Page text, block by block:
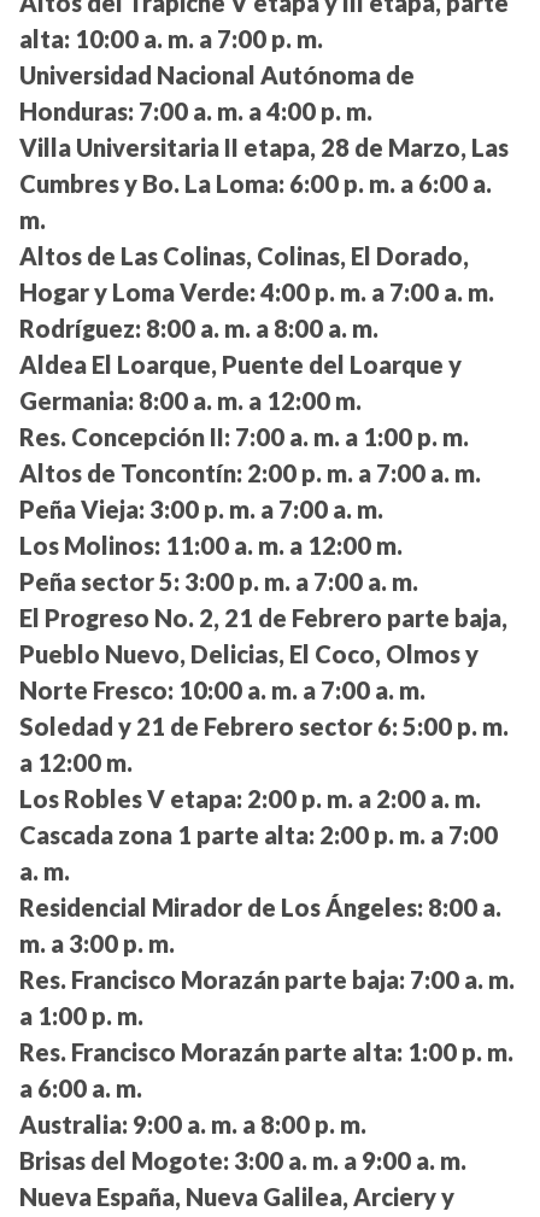
alta: 10:00 a. m. a 7:00 p. m.
Universidad Nacional Autónoma de
Honduras: 7:00 a. m. a 4:00 p. m.
Villa Universitaria II etapa, 28 de Marzo, Las
Cumbres y Bo. La Loma: 6:00 p. m. a 6:00 a.
m.
Altos de Las Colinas, Colinas, El Dorado,
Hogar y Loma Verde: 4:00 p. m. a 7:00 a. m.
Rodríguez: 8:00 a. m. a 8:00 a. m.
Aldea El Loarque, Puente del Loarque y
Germania: 8:00 a. m. a 12:00 m.
Res. Concepción II: 7:00 a. m. a 1:00 p. m.
Altos de Toncontín: 2:00 p. m. a 7:00 a. m.
Peña Vieja: 3:00 p. m. a 7:00 a. m.
Los Molinos: 11:00 a. m. a 12:00 m.
Peña sector 5: 3:00 p. m. a 7:00 a. m.
El Progreso No. 2, 21 de Febrero parte baja,
Pueblo Nuevo, Delicias, El Coco, Olmos y
Norte Fresco: 10:00 a. m. a 7:00 a. m.
Soledad y 21 de Febrero sector 6: 5:00 p. m.
a 12:00 m.
Los Robles V etapa: 2:00 p. m. a 2:00 a. m.
Cascada zona 1 parte alta: 2:00 p. m. a 7:00
a. m.
Residencial Mirador de Los Ángeles: 8:00 a.
m. a 3:00 p. m.
Res. Francisco Morazán parte baja: 7:00 a. m.
a 1:00 p. m.
Res. Francisco Morazán parte alta: 1:00 p. m.
a 6:00 a. m.
Australia: 9:00 a. m. a 8:00 p. m.
Brisas del Mogote: 3:00 a. m. a 9:00 a. m.
Nueva España, Nueva Galilea, Arciery y